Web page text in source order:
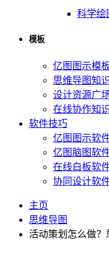
科学绘
模板
亿图图示模
思维导图知
设计资源广
在线协作知
软件技巧
亿图图示软
亿图脑图软
在线白板软
协同设计软
主页
思维导图
活动策划怎么做